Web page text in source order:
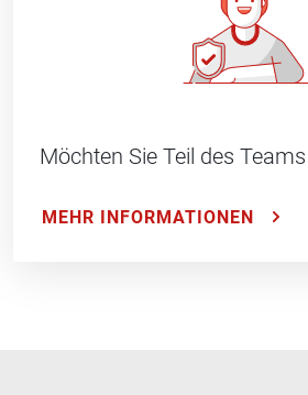
Möchten Sie Teil des
MEHR INFORMATIONEN